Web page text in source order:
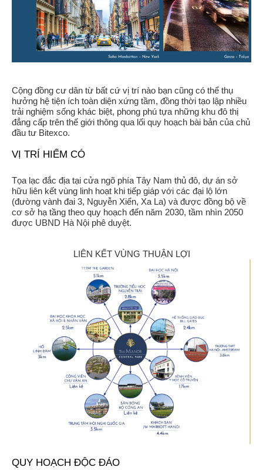
Cộng đồng cư dân từ bất cứ vị trí nào bạn cũng có thể thụ
hưởng hệ tiện ích toàn diện xứng tầm, đồng thời tạo lập nhiều
trải nghiệm sống khác biệt, phong phú tựa những khu đô thị
đẳng cấp trên thế giới thông qua lối quy hoạch bài bản của chủ
đầu tư Bitexco.
VỊ TRÍ HIẾM CÓ
Tọa lạc đắc địa tại cửa ngõ phía Tây Nam thủ đô, dự án sở
hữu liên kết vùng linh hoạt khi tiếp giáp với các đại lộ lớn
(đường vành đai 3, Nguyễn Xiển, Xa La) và được đồng bộ về
cơ sở hạ tầng theo quy hoạch đến năm 2030, tầm nhìn 2050
được UBND Hà Nội phê duyệt.
LIÊN KẾT VÙNG THUẬN LỢI
QUY HOẠCH ĐỘC ĐÁO